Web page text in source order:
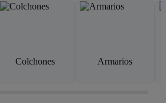
Colchones Armarios